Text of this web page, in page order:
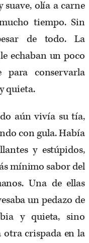
olía a carne
tiempo. Sin
de todo. La
echaban un poco
para conservarla
quieta.
aún vivía su tía,
con gula. Había
y estúpidos,
mínimo sabor del
Una de ellas
un pedazo de
y quieta, sino
crispada en la